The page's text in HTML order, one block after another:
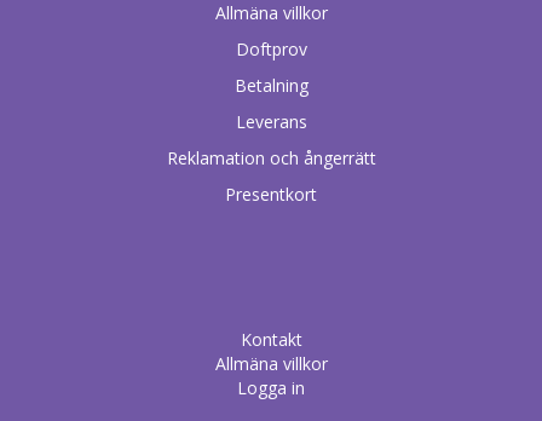
Allmäna villkor
Doftprov
Betalning
Leverans
Reklamation och ångerrätt
Presentkort
Kontakt
Allmäna villkor
Logga in